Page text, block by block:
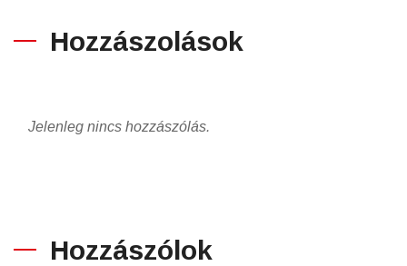
Hozzászolások
Jelenleg nincs hozzászólás.
Hozzászólok